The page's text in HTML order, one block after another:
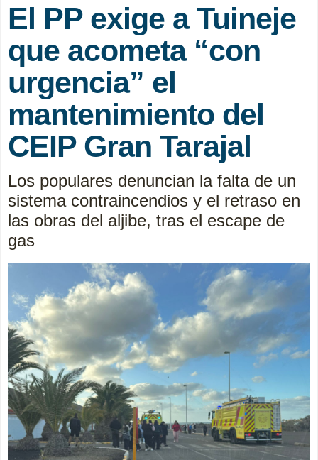
El PP exige a Tuineje
que acometa “con
urgencia” el
mantenimiento del
CEIP Gran Tarajal
Los populares denuncian la falta de un
sistema contraincendios y el retraso en
las obras del aljibe, tras el escape de
gas